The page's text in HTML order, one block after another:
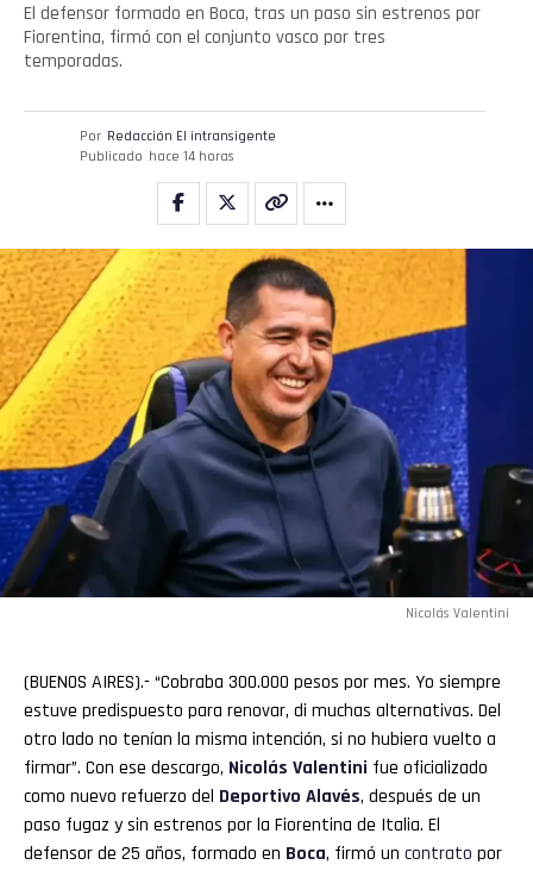
El defensor formado en Boca, tras un paso sin estrenos por
Fiorentina, firmó con el conjunto vasco por tres
temporadas.
Por Redacción El intransigente
Publicado hace 14 horas
Nicolás Valentini
(BUENOS AIRES).- “Cobraba 300.000 pesos por mes. Yo siempre
estuve predispuesto para renovar, di muchas alternativas. Del
otro lado no tenían la misma intención, si no hubiera vuelto a
firmar”. Con ese descargo, Nicolás Valentini fue oficializado
como nuevo refuerzo del Deportivo Alavés, después de un
paso fugaz y sin estrenos por la Fiorentina de Italia. El
defensor de 25 años, formado en Boca, firmó un contrato por